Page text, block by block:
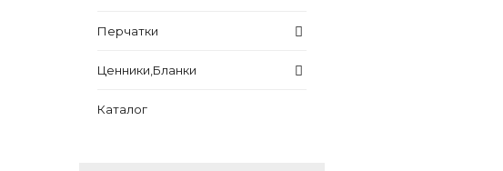
Перчатки
Ценники,Бланки
Каталог